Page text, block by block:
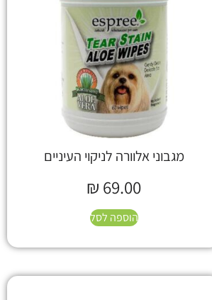
מגבוני אלוורה לניקוי העיניים
₪ 69.00
הוספה לסל